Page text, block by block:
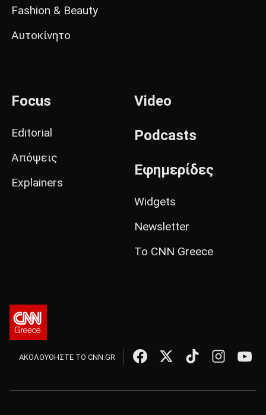
Fashion & Beauty
Αυτοκίνητο
Focus
Editorial
Απόψεις
Explainers
Video
Podcasts
Εφημερίδες
Widgets
Newsletter
Το CNN Greece
ΑΚΟΛΟΥΘΗΣΤΕ ΤΟ CNN.GR